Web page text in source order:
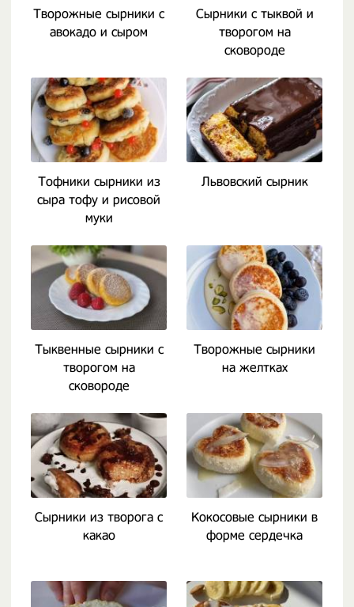
Творожные сырники с
авокадо и сыром
Сырники с тыквой и
творогом на
сковороде
Тофники сырники из
сыра тофу и рисовой
муки
Львовский сырник
Тыквенные сырники с
творогом на
сковороде
Творожные сырники
на желтках
Сырники из творога с
какао
Кокосовые сырники в
форме сердечка